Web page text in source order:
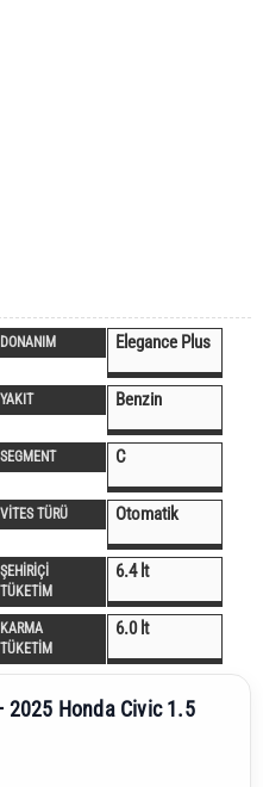
DONANIM Elegance Plus
YAKIT Benzin
SEGMENT C
VİTES TÜRÜ Otomatik
ŞEHİRİÇİ
TÜKETİM
6.4 lt
KARMA
TÜKETİM
6.0 lt
2025 Honda Civic 1.5